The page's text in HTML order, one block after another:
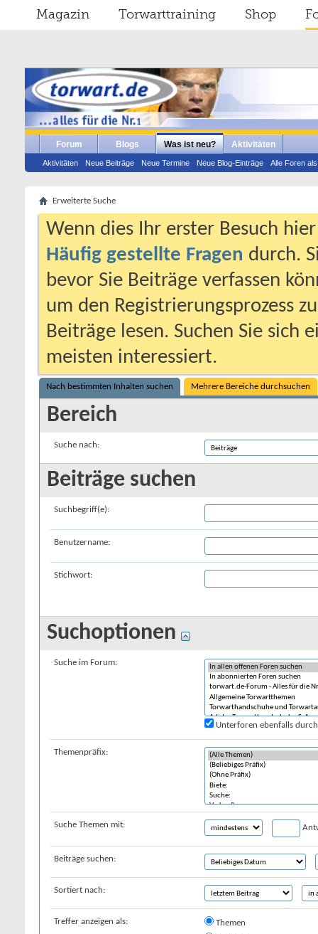
Magazin Torwarttraining Shop
Forum Blogs Was ist neu?
Aktivitäten Neue Beiträge Neue Termine Neue Blog-Einträge Alle Foren
Aktivitäten
Erweiterte Suche
Wenn dies Ihr erster Besuch
Häufig gestellte Fragen durch.
bevor Sie Beiträge verfassen
um den Registrierungsprozess
Beiträge lesen. Suchen Sie sich
meisten interessiert.
Nach bestimmten Inhalten suchen Mehrere Bereiche durchsuchen
Bereich
Suche nach:
Beiträge suchen
Suchbegriff(e):
Benutzername:
Stichwort:
Suchoptionen
Suche im Forum:
Unterforen ebenfalls
Themenpräfix:
Suche Themen mit:
Beiträge suchen:
Sortiert nach:
Treffer anzeigen als:
Themen